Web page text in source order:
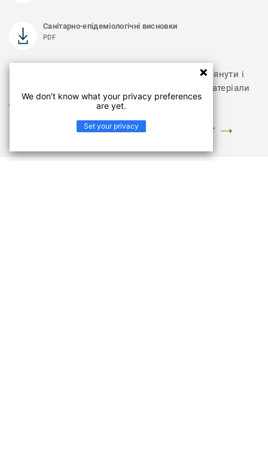
Санітарно-епідеміологічні висновки
PDF
Відвідайте розділ з документами, щоб переглянути і
завантажити інструкції з укладання та інші матеріали
для колекції Boho
ПЕРЕЙТИ У РОЗДІЛ "ДОКУМЕНТИ ТА ЗОБРАЖЕННЯ"
We don't know what your privacy preferences
are yet.
Set your privacy